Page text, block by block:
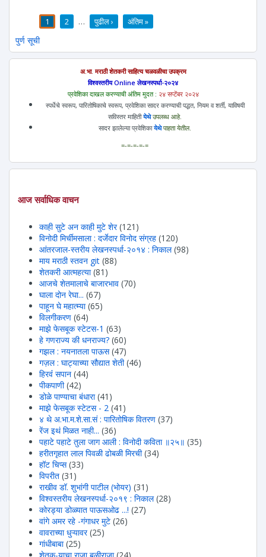
1 2 … पुढील › अंतिम »
पुर्ण सूची
अ.भा. मराठी शेतकरी साहित्य चळवळीचा उपक्रम
विश्वस्तरीय Online लेखनस्पर्धा-२०२४
प्रवेशिका दाखल करण्याची अंतिम मुदत : २४ सप्टेंबर २०२४
स्पर्धेचे स्वरूप, पारितोषिकाचे स्वरूप, प्रवेशिका सादर करण्याची पद्धत, नियम व शर्ती, याविषयी
सविस्तर माहितीयेथेउपलब्ध आहे.
सादर झालेल्या प्रवेशिकायेथेपाहता येतील.
=-=-=-=-=
आज सर्वाधिक वाचन
काही सुटे अन काही मुटे शेर (121)
विनोदी मिर्चीमसाला : दर्जेदार विनोद संग्रह (120)
आंतरजाल-स्तरीय लेखनस्पर्धा-२०१४ : निकाल (98)
माय मराठी स्तवन git (88)
शेतकरी आत्महत्या (81)
आजचे शेतमालाचे बाजारभाव (70)
घाला दोन रेघा... (67)
पाहून घे महात्म्या (65)
विलगीकरण (64)
माझे फेसबूक स्टेटस-1 (63)
हे गणराज्य की धनराज्य? (60)
गझल : नयनातला पाऊस (47)
गज़ल : घाट्याच्या सौद्यात शेती (46)
हिरवंं सपान (44)
पीकपाणी (42)
डोळे पाण्याचा बंधारा (41)
माझे फेसबूक स्टेटस - 2 (41)
४ थे अ.भा.म.शे.सा.सं : पारितोषिक वितरण (37)
रेंज इथं मिळत नाही... (36)
पहाटे पहाटे तुला जाग आली : विनोदी कविता ॥२५॥ (35)
हरीतगृहात लाल पिवळी ढोबळी मिरची (34)
हॉट चिप्स (33)
विपरीत (31)
राखीव डॉ. शुभांगी पाटील (भोयर) (31)
विश्वस्तरीय लेखनस्पर्धा-२०१९ : निकाल (28)
कोरड्या डोळ्यात पाऊसओढ ...! (27)
वांगे अमर रहे -गंगाधर मुटे (26)
वावराच्या धुऱ्यावर(25)
गांधीबाबा (25)